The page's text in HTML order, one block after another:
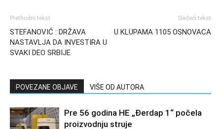
Prethodni tekst
STEFANOVIĆ : DRŽAVA
NASTAVLJA DA INVESTIRA U
SVAKI DEO SRBIJE
Sledeći tekst
U KLUPAMA 1105 OSNOVACA
POVEZANE OBJAVE VIŠE OD AUTORA
Pre 56 godina HE „Đerdap 1“ počela
proizvodnju struje